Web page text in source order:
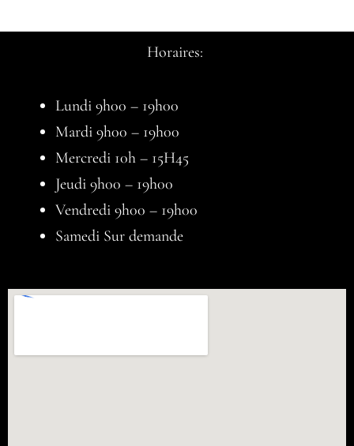
Horaires:
Lundi 9h00 – 19h00
Mardi 9h00 – 19h00
Mercredi 10h – 15H45
Jeudi 9h00 – 19h00
Vendredi 9h00 – 19h00
Samedi Sur demande